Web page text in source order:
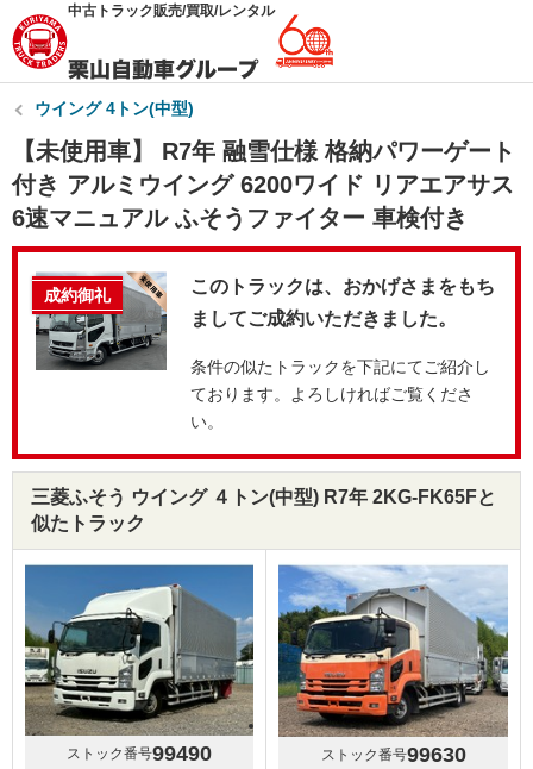
中古トラック販売/買取/レンタル
ウイング 4トン(中型)
【未使用車】 R7年 融雪仕様 格納パワーゲート
付き アルミウイング 6200ワイド リアエアサス
6速マニュアル ふそうファイター 車検付き
成約御礼
このトラックは、おかげさまをもち
ましてご成約いただきました。
条件の似たトラックを下記にてご紹介し
ております。よろしければご覧くださ
い。
三菱ふそう ウイング ４トン(中型) R7年 2KG-FK65Fと
似たトラック
ストック番号99490 ストック番号99630